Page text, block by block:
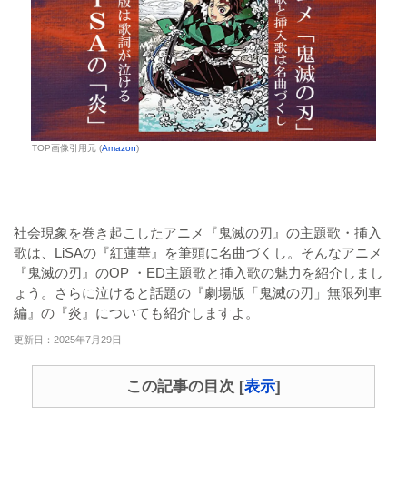
TOP画像引用元 (Amazon)
社会現象を巻き起こしたアニメ『鬼滅の刃』の主題歌・挿入
歌は、LiSAの『紅蓮華』を筆頭に名曲づくし。そんなアニメ
『鬼滅の刃』のOP ・ED主題歌と挿入歌の魅力を紹介しまし
ょう。さらに泣けると話題の『劇場版「鬼滅の刃」無限列車
編』の『炎』についても紹介しますよ。
更新日：2025年7月29日
この記事の目次 [表示]